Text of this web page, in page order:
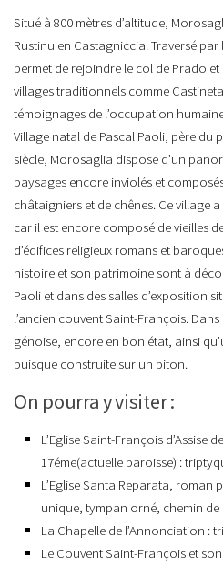
Situé à 800 mètres d’altitude,
Rustinu en Castagniccia. Traversé
permet de rejoindre le col de Prado
villages traditionnels comme
témoignages de l’occupation
Village natal de Pascal Paoli, père du
siècle, Morosaglia dispose d’un
paysages encore inviolés et
châtaigniers et de chênes. Ce village
car il est encore composé de vieilles
d’édifices religieux romans et
histoire et son patrimoine sont à
Paoli et dans des salles d’exposition
l’ancien couvent Saint-François.
génoise, encore en bon état, ainsi
puisque construite sur un piton.
On pourra y visiter :
L’Eglise Saint-François d’Assise
17éme(actuelle paroisse) :
L’Eglise Santa Reparata, roman
unique, tympan orné, chemin
La Chapelle de l’Annonciation :
Le Couvent Saint-François et